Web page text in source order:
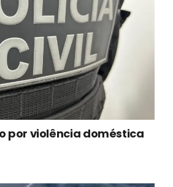
por violência doméstica